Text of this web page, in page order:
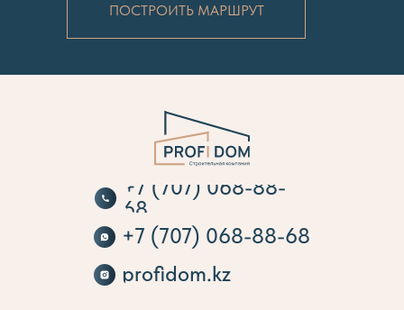
ПОСТРОИТЬ МАРШРУТ
+7 (707) 068-88-68
+7 (707) 068-88-
68
profidom.kz